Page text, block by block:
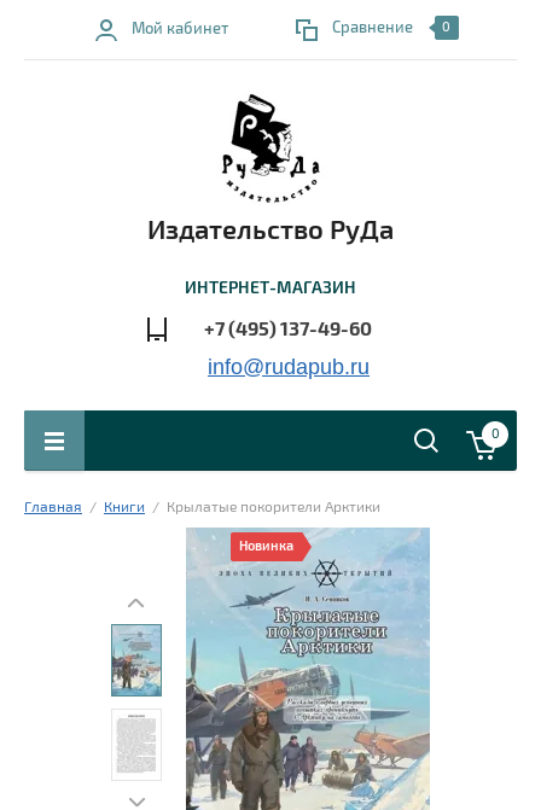
Мой кабинет Сравнение 0
Издательство РуДа
ИНТЕРНЕТ-МАГАЗИН
+7 (495) 137-49-60
info@rudapub.ru
0
Главная
  /
Книги
  /  Крылатые покорители Арктики
Новинка